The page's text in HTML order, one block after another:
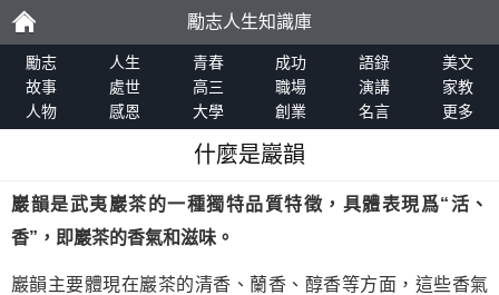
勵
志
勵志人生知識庫
勵志 人生 青春 成功 語錄
美文
故事
處世 高三 職場 演講
家教
人物
感恩 大學 創業 名言 更多
什麼是巖韻
巖韻是武夷巖茶的一種獨特品質特徵，具體表現爲“活、
香”，即巖茶的香氣和滋味。
巖韻主要體現在巖茶的清香、蘭香、醇香等方面，這些香氣